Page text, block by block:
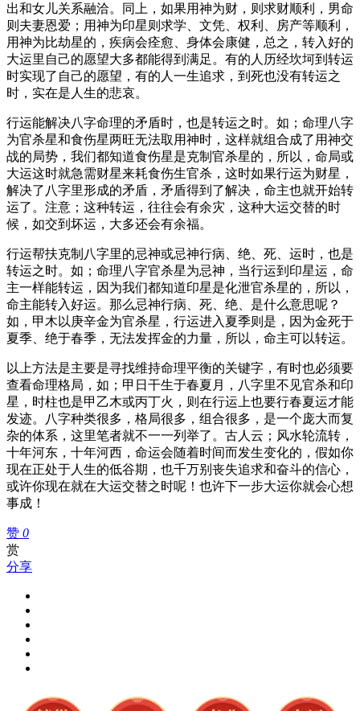
出和女儿关系融洽。同上，如果用神为财，则求财顺利，男命
则夫妻恩爱；用神为印星则求学、文凭、权利、房产等顺利，
用神为比劫星的，疾病会痊愈、身体会康健，总之，转入好的
大运里自己的愿望大多都能得到满足。有的人历经坎坷到转运
时实现了自己的愿望，有的人一生追求，到死也没有转运之
时，实在是人生的悲哀。
行运能解决八字命理的矛盾时，也是转运之时。如；命理八字
为官杀星和食伤星两旺无法取用神时，这样就组合成了用神交
战的局势，我们都知道食伤星是克制官杀星的，所以，命局或
大运这时就急需财星来耗食伤生官杀，这时如果行运为财星，
解决了八字里形成的矛盾，矛盾得到了解决，命主也就开始转
运了。注意；这种转运，往往会有余灾，这种大运交替的时
候，如交到坏运，大多还会有余福。
行运帮扶克制八字里的忌神或忌神行病、绝、死、运时，也是
转运之时。如；命理八字官杀星为忌神，当行运到印星运，命
主一样能转运，因为我们都知道印星是化泄官杀星的，所以，
命主能转入好运。那么忌神行病、死、绝、是什么意思呢？
如，甲木以庚辛金为官杀星，行运进入夏季则是，因为金死于
夏季、绝于春季，无法发挥金的力量，所以，命主可以转运。
以上方法是主要是寻找维持命理平衡的关键字，有时也必须要
查看命理格局，如；甲日干生于春夏月，八字里不见官杀和印
星，时柱也是甲乙木或丙丁火，则在行运上也要行春夏运才能
发迹。八字种类很多，格局很多，组合很多，是一个庞大而复
杂的体系，这里笔者就不一一列举了。古人云；风水轮流转，
十年河东，十年河西，命运会随着时间而发生变化的，假如你
现在正处于人生的低谷期，也千万别丧失追求和奋斗的信心，
或许你现在就在大运交替之时呢！也许下一步大运你就会心想
事成！
赞 0
赏
分享